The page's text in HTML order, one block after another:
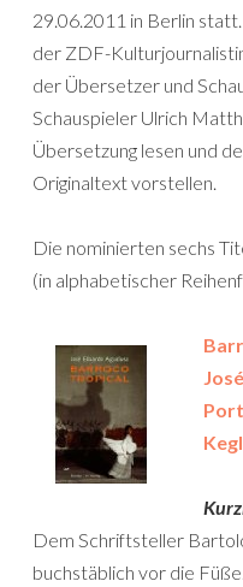
29.06.2011 in Berlin
der ZDF-
der Übersetzer und
Schauspieler Ulrich
Übersetzung lesen und
Originaltext vorstellen.
Die nominierten sechs
(in alphabetischer
Dem Schriftsteller
buchstäblich vor die